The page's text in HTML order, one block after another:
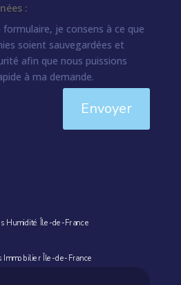
:
je consens à ce que
soient sauvegardées et
afin que nous puissions
à ma demande.
Envoyer
Humidité Île-de-France
Immobilier Île-de-France